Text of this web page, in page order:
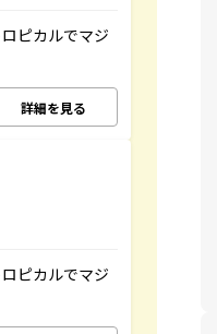
ピカルでマジ
詳細を見る
ピカルでマジ